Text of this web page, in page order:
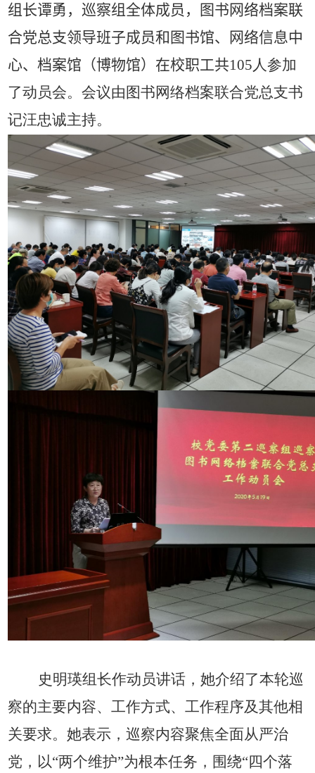
组长谭勇，巡察组全体成员，图书网络档案联
合党总支领导班子成员和图书馆、网络信息中
心、档案馆 （博物馆） 在校职工共105 人参加
了动员会。会议由图书网络档案联合党总支书
记汪忠诚主持。
史明瑛组长作动员讲话，她介绍了本轮巡
察的主要内容、工作方式、工作程序及其他相
关要求。她表示，巡察内容聚焦全面从严治
党，以“两个维护”为根本任务，围绕“四个落